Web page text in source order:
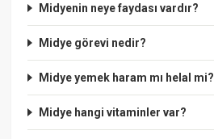
Midyenin neye faydası vardır?
Midye görevi nedir?
Midye yemek haram mı helal mi?
Midye hangi vitaminler var?